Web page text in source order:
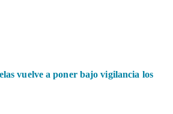
vuelve a poner bajo vigilancia los